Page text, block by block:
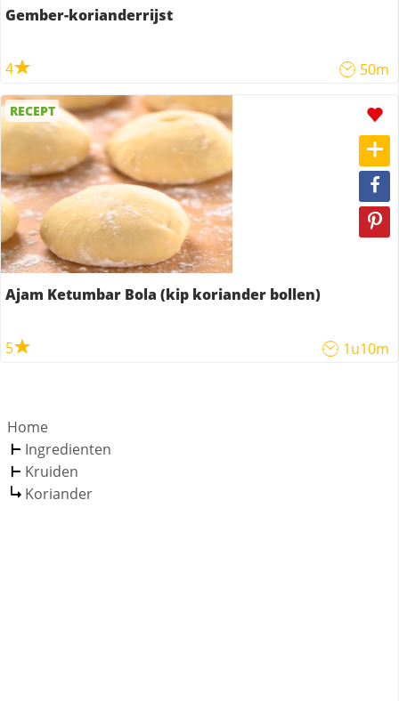
Gember-korianderrijst
4 50m
RECEPT
Ajam Ketumbar Bola (kip koriander bollen)
5 1u10m
Home
Ingredienten
Kruiden
Koriander